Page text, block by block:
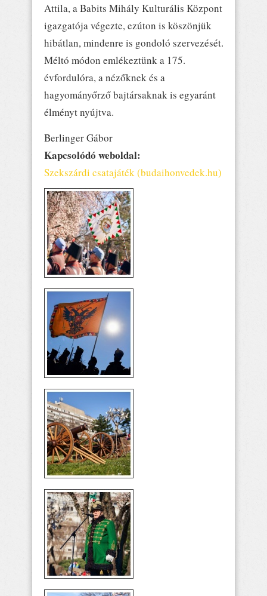
Attila, a Babits Mihály Kulturális Központ
igazgatója végezte, ezúton is köszönjük
hibátlan, mindenre is gondoló szervezését.
Méltó módon emlékeztünk a 175.
évfordulóra, a nézőknek és a
hagyományőrző bajtársaknak is egyaránt
élményt nyújtva.
Berlinger Gábor
Kapcsolódó weboldal:
Szekszárdi csatajáték (budaihonvedek.hu)